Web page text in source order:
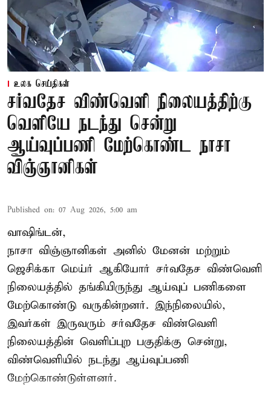
உலக செய்திகள்
சர்வதேச விண்வெளி நிலையத்திற்கு
வெளியே நடந்து சென்று
ஆய்வுப்பணி மேற்கொண்ட நாசா
விஞ்ஞானிகள்
Published on: 07 Aug 2026, 5:00 am
வாஷிங்டன்,
நாசா விஞ்ஞானிகள் அனில் மேனன் மற்றும்
ஜெசிக்கா மெய்ர் ஆகியோர் சர்வதேச விண்வெளி
நிலையத்தில் தங்கியிருந்து ஆய்வுப் பணிகளை
மேற்கொண்டு வருகின்றனர். இந்நிலையில்,
இவர்கள் இருவரும் சர்வதேச விண்வெளி
நிலையத்தின் வெளிப்புற பகுதிக்கு சென்று,
விண்வெளியில் நடந்து ஆய்வுப்பணி
மேற்கொண்டுள்ளனர்.